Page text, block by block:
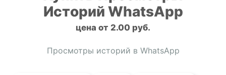
Историй WhatsApp
цена от 2.00 руб.
Просмотры историй в WhatsApp